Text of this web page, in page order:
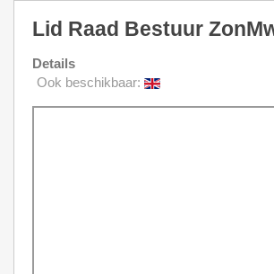
Lid Raad Bestuur
Details
Ook beschikbaar: